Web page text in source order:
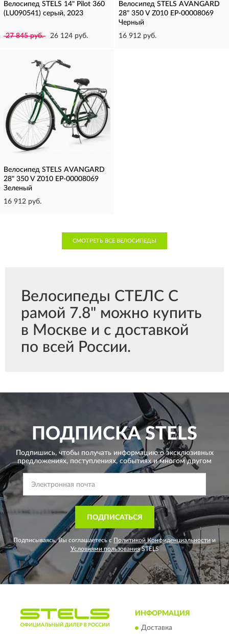
Велосипед STELS 14" Pilot 360
(LU090541) серый, 2023
27 845 руб. 26 124 руб.
Велосипед STELS AVANGARD
28" 350 V Z010 EP-00008069
Черный
16 912 руб.
Велосипед STELS AVANGARD
28" 350 V Z010 EP-00008069
Зеленый
16 912 руб.
СМОТРЕТЬ ВСЕ ВЕЛОСИПЕДЫ
Велосипеды СТЕЛС С
рамой 7.8" можно купить
в Москве и с доставкой
по всей России.
ПОДПИСКАSTELS
Подпишись, чтобы получать информацию о эксклюзивных
предложениях, поступлениях, событиях и многом другом
ПОДПИСАТЬСЯ
Подписываясь, Вы соглашаетесь с Политикой Конфиденциальности и
Условиями пользованияSTELS
ИНФОРМАЦИЯ
Доставка